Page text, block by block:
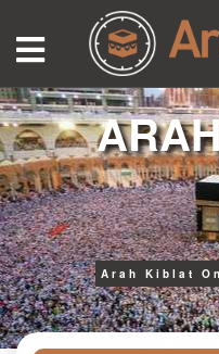
Arah Kiblat